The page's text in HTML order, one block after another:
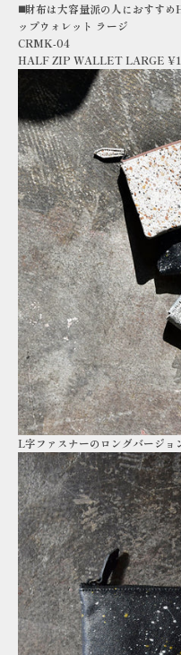
◼️財布は大容量派の人におすす
ップウォレット ラージ
CRMK-04
HALF ZIP WALLET LARGE
L字ファスナーのロングバージョ